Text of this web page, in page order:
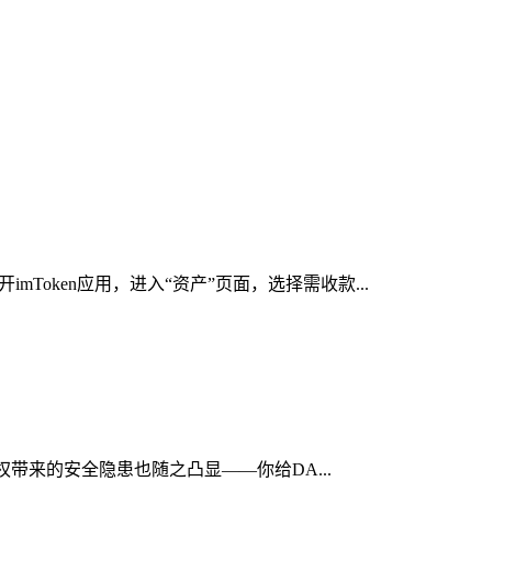
应用，进入“资产”页面，选择需收款...
带来的安全隐患也随之凸显——你给DA...